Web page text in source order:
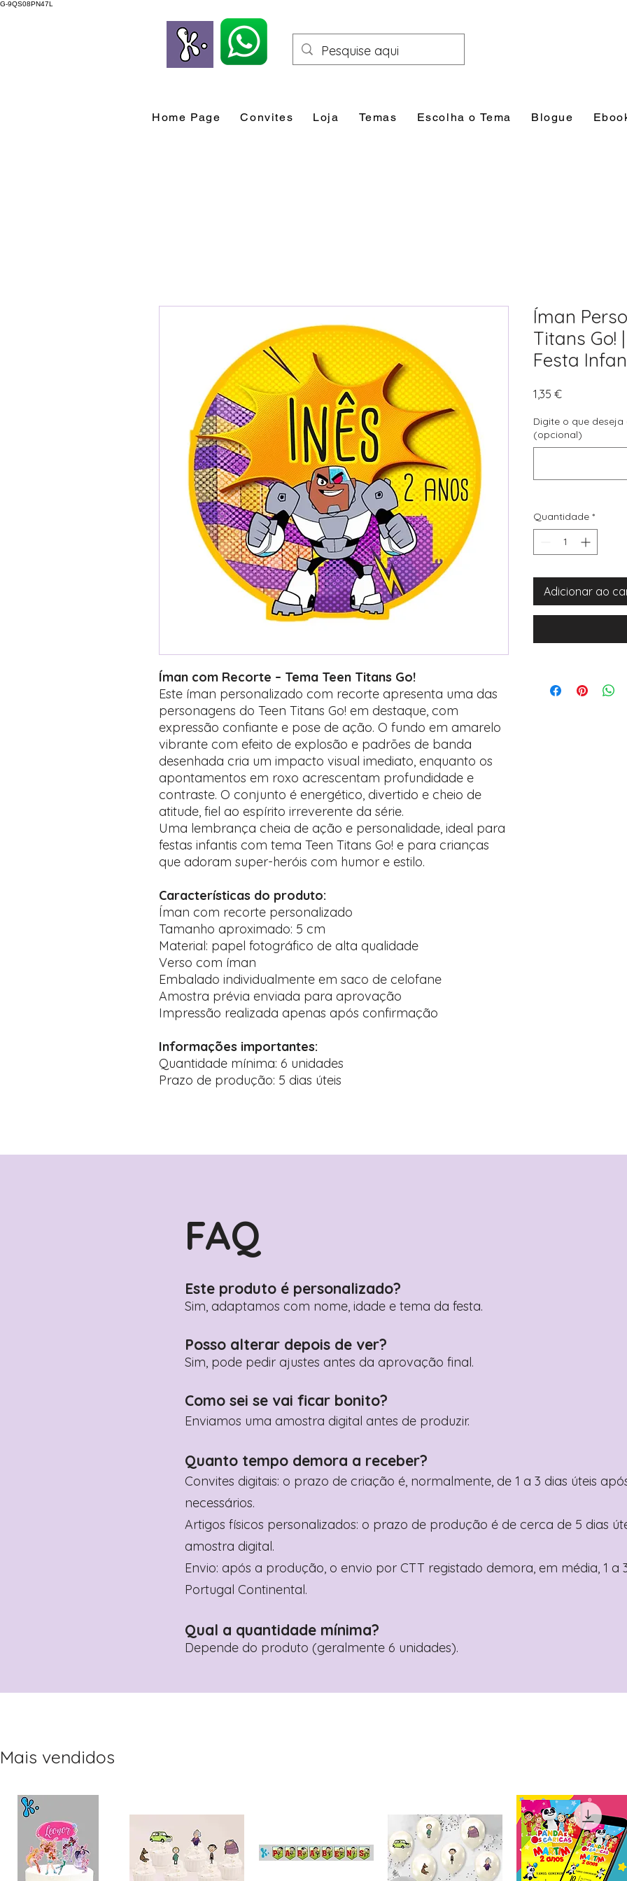
G-9QS08PN47L
Home Page Convites Loja Temas Escolha o Tema Blogue
Íman com Recorte – Tema Teen Titans Go!
Este íman personalizado com recorte apresenta uma das
personagens do Teen Titans Go! em destaque, com
expressão confiante e pose de ação. O fundo em amarelo
vibrante com efeito de explosão e padrões de banda
desenhada cria um impacto visual imediato, enquanto os
apontamentos em roxo acrescentam profundidade e
contraste. O conjunto é energético, divertido e cheio de
atitude, fiel ao espírito irreverente da série.
Uma lembrança cheia de ação e personalidade, ideal para
festas infantis com tema Teen Titans Go! e para crianças
que adoram super-heróis com humor e estilo.
Características do produto:
Íman com recorte personalizado
Tamanho aproximado: 5 cm
Material: papel fotográfico de alta qualidade
Verso com íman
Embalado individualmente em saco de celofane
Amostra prévia enviada para aprovação
Impressão realizada apenas após confirmação
Informações importantes:
Quantidade mínima: 6 unidades
Prazo de produção: 5 dias úteis
Íman
Titans Go!
Festa
1,35 €Preço
Digite o que
(opcional)
Quantidade *
Adicionar ao
FAQ
Este produto é personalizado?
Sim, adaptamos com nome, idade e tema da festa.
Posso alterar depois de ver?
Sim, pode pedir ajustes antes da aprovação final.
Como sei se vai ficar bonito?
Enviamos uma amostra digital antes de produzir.
Quanto tempo demora a receber?
Convites digitais: o prazo de criação é, normalmente, de 1 a 3 dias úteis
necessários.
Artigos físicos personalizados: o prazo de produção é de cerca de 5 dias
amostra digital.
Envio: após a produção, o envio por CTT registado demora, em média, 1 a
Portugal Continental.
Qual a quantidade mínima?
Depende do produto (geralmente 6 unidades).
Mais vendidos